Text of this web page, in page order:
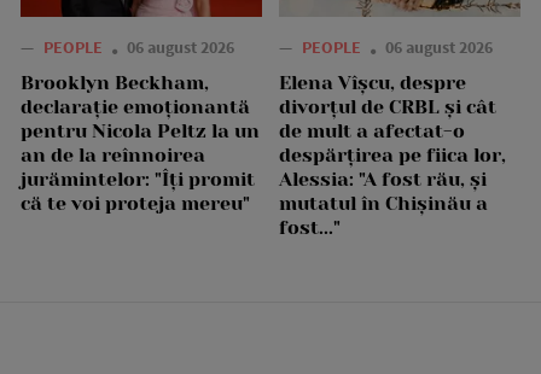
— PEOPLE 06 august 2026
Brooklyn Beckham,
declarație emoționantă
pentru Nicola Peltz la un
an de la reînnoirea
jurămintelor: "Îți promit
că te voi proteja mereu"
— PEOPLE 06 august 2026
Elena Vîșcu, despre
divorțul de CRBL și cât
de mult a afectat-o
despărțirea pe fiica lor,
Alessia: "A fost rău, și
mutatul în Chișinău a
fost..."